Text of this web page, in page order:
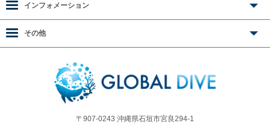
〒907-0243 沖縄県石垣市宮良294-1
インフォメーション
その他